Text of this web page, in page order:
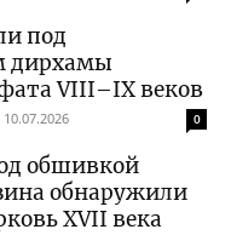
под
дирхамы
VIII–IX веков
10.07.2026 0
обшивкой
обнаружили
XVII века